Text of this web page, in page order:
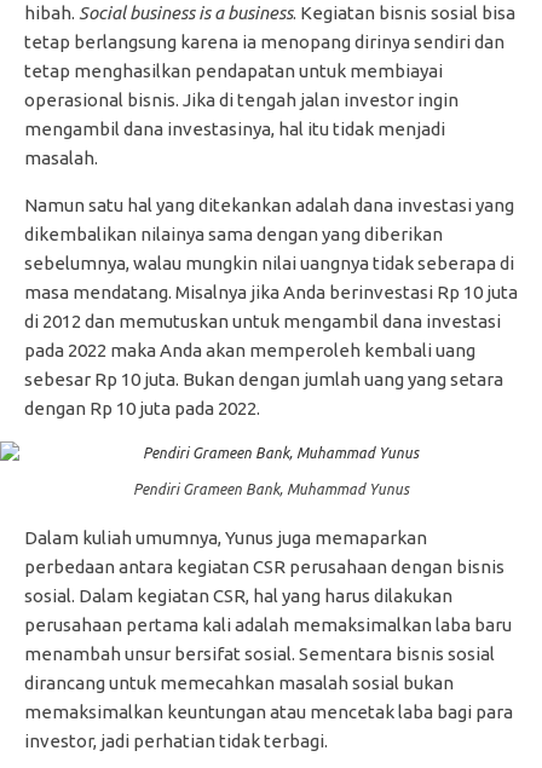
hibah. Social business is a business. Kegiatan bisnis sosial bisa
tetap berlangsung karena ia menopang dirinya sendiri dan
tetap menghasilkan pendapatan untuk membiayai
operasional bisnis. Jika di tengah jalan investor ingin
mengambil dana investasinya, hal itu tidak menjadi
masalah.
Namun satu hal yang ditekankan adalah dana investasi yang
dikembalikan nilainya sama dengan yang diberikan
sebelumnya, walau mungkin nilai uangnya tidak seberapa di
masa mendatang. Misalnya jika Anda berinvestasi Rp 10 juta
di 2012 dan memutuskan untuk mengambil dana investasi
pada 2022 maka Anda akan memperoleh kembali uang
sebesar Rp 10 juta. Bukan dengan jumlah uang yang setara
dengan Rp 10 juta pada 2022.
Pendiri Grameen Bank, Muhammad Yunus
Dalam kuliah umumnya, Yunus juga memaparkan
perbedaan antara kegiatan CSR perusahaan dengan bisnis
sosial. Dalam kegiatan CSR, hal yang harus dilakukan
perusahaan pertama kali adalah memaksimalkan laba baru
menambah unsur bersifat sosial. Sementara bisnis sosial
dirancang untuk memecahkan masalah sosial bukan
memaksimalkan keuntungan atau mencetak laba bagi para
investor, jadi perhatian tidak terbagi.